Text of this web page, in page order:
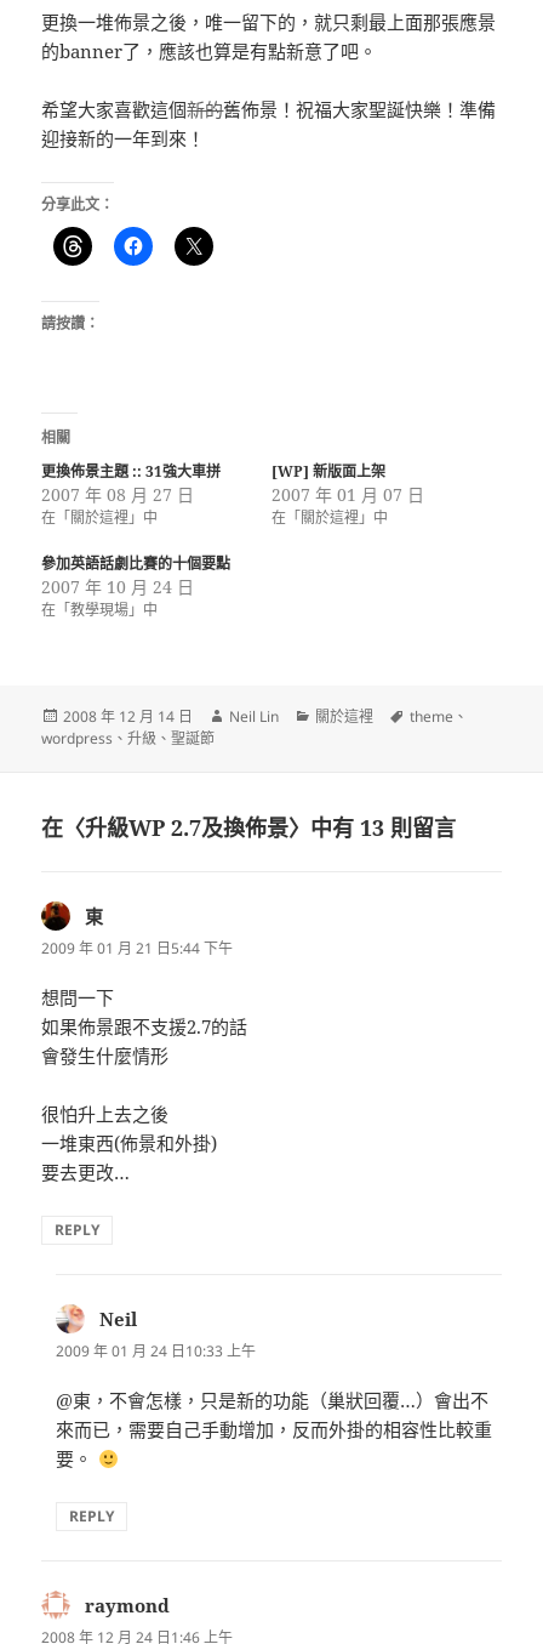
更換一堆佈景之後，唯一留下的，就只剩最上面那張應景
的banner了，應該也算是有點新意了吧。
希望大家喜歡這個新的舊佈景！祝福大家聖誕快樂！準備
迎接新的一年到來！
分享此文：
請按讚：
相關
更換佈景主題 :: 31強大車拼
2007 年 08 月 27 日
在「關於這裡」中
[WP] 新版面上架
2007 年 01 月 07 日
在「關於這裡」中
參加英語話劇比賽的十個要點
2007 年 10 月 24 日
在「教學現場」中
發
佈
2008 年 12 月 14 日
作
Neil Lin
分
關於這裡
標
theme 、
wordpress 、升級 、聖誕節
在〈升級WP 2.7及換佈景〉中有 13 則留言
東
示:
2009 年 01 月 21 日5:44 下午
想問一下
如果佈景跟不支援2.7的話
會發生什麼情形
很怕升上去之後
一堆東西(佈景和外掛)
要去更改…
REPLY
Neil
示:
2009 年 01 月 24 日10:33 上午
@東，不會怎樣，只是新的功能（巢狀回覆…）會出不
來而已，需要自己手動增加，反而外掛的相容性比較重
要。
REPLY
raymond
示:
2008 年 12 月 24 日1:46 上午